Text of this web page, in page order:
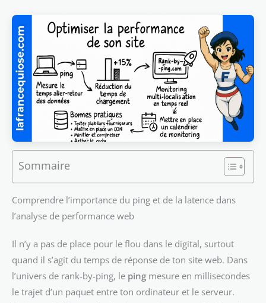
Sommaire
Comprendre l’importance du ping et de la latence dans
l’analyse de performance web
Il n’y a pas de place pour le flou dans le digital, surtout
quand il s’agit du temps de réponse de ton site web. Dans
l’univers de rank-by-ping, le ping mesure en millisecondes
le trajet d’un paquet entre ton ordinateur et le serveur.